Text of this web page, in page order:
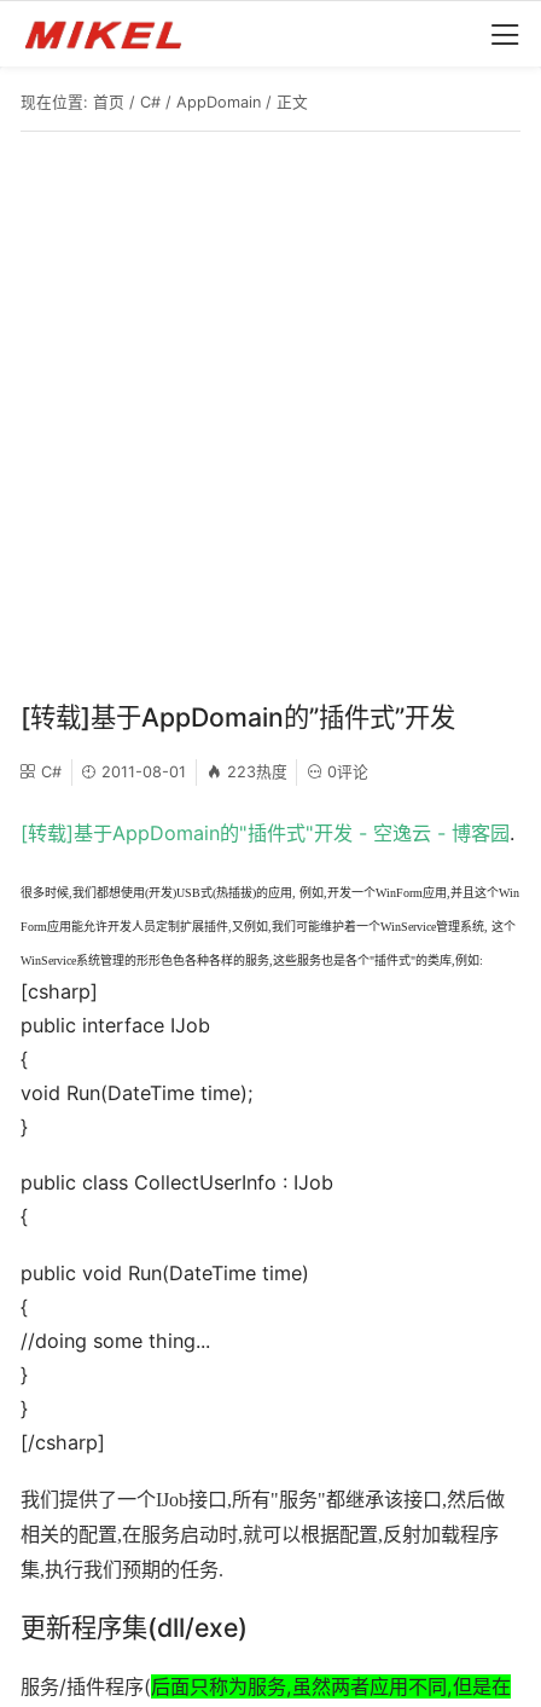
现在位置: 首页 / C# / AppDomain / 正文
[转载]基于AppDomain的”插件式”开发
C# 2011-08-01 223热度 0评论
[转载]基于AppDomain的"插件式"开发 - 空逸云 - 博客园.
很多时候,我们都想使用(开发)USB式(热插拔)的应用, 例如,开发一个WinForm应用,并且这个Win
Form应用能允许开发人员定制扩展插件,又例如,我们可能维护着一个WinService管理系统, 这个
WinService系统管理的形形色色各种各样的服务,这些服务也是各个"插件式"的类库,例如:
[csharp]
public interface IJob
{
void Run(DateTime time);
}
public class CollectUserInfo : IJob
{
public void Run(DateTime time)
{
//doing some thing...
}
}
[/csharp]
我们提供了一个IJob接口,所有"服务"都继承该接口,然后做
相关的配置,在服务启动时,就可以根据配置,反射加载程序
集,执行我们预期的任务.
更新程序集(dll/exe)
服务/插件程序(后面只称为服务,虽然两者应用不同,但是在